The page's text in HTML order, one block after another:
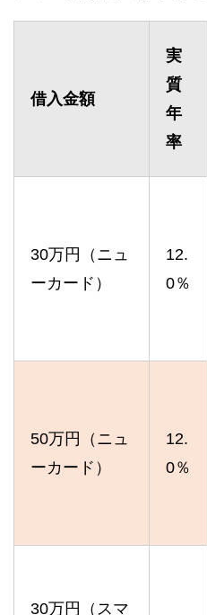
借入金額
実
質
年
率
30万円（ニュ
ーカード）
12.
0％
50万円（ニュ
ーカード）
12.
0％
30万円（スマ